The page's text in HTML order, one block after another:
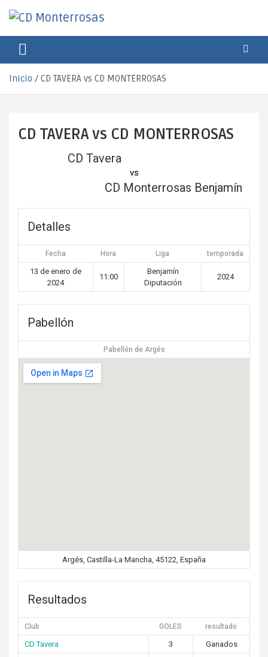
CD Monterrosas
Inicio CD TAVERA vs CD MONTERROSAS
CD TAVERA vs CD MONTERROSAS
CD Tavera
vs
CD Monterrosas Benjamín
Detalles
Fecha Hora Liga temporada
13 de enero de
2024
11:00
Benjamín
Diputación
2024
Pabellón
Pabellón de Argés
Argés, Castilla-La Mancha, 45122, España
Resultados
Club GOLES resultado
CD Tavera 3
Ganados